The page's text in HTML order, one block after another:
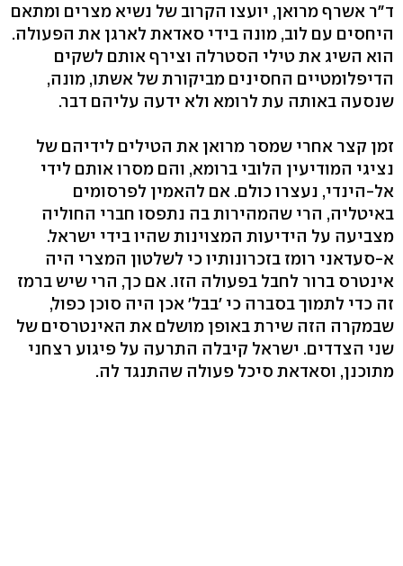
ד"ר אשרף מרואן, יועצו הקרוב של נשיא מצרים ומתאם
היחסים עם לוב, מונה בידי סאדאת לארגן את הפעולה.
הוא השיג את טילי הסטרלה וצירף אותם לשקים
הדיפלומטיים החסינים מביקורת של אשתו, מונה,
שנסעה באותה עת לרומא ולא ידעה עליהם דבר.
זמן קצר אחרי שמסר מרואן את הטילים לידיהם של
נציגי המודיעין הלובי ברומא, והם מסרו אותם לידי
אל-הינדי, נעצרו כולם. אם להאמין לפרסומים
באיטליה, הרי שהמהירות בה נתפסו חברי החוליה
מצביעה על הידיעות המצוינות שהיו בידי ישראל.
א-סעדאני רומז בזכרונותיו כי לשלטון המצרי היה
אינטרס ברור לחבל בפעולה הזו. אם כך, הרי שיש ברמז
זה כדי לתמוך בסברה כי 'בבל' אכן היה סוכן כפול,
שבמקרה הזה שירת באופן מושלם את האינטרסים של
שני הצדדים. ישראל קיבלה התרעה על פיגוע רצחני
מתוכנן, וסאדאת סיכל פעולה שהתנגד לה.